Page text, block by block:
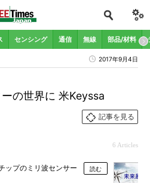
センシング 通信 無線 部品/材料
2017年9月4日
の世界に 米Keyssa
記事を見る
6 Articles
ップのミリ波センサー 読む